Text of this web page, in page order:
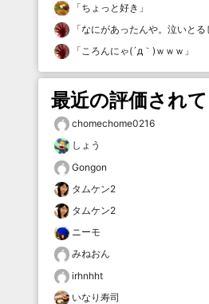
「ちょっと好き 」
「なにがあったんや。泣いとる
「ころんにゃ(´д｀)ｗｗｗ 」
最近の評価され
chomechome0216
しょう
Gongon
タムケン2
タムケン2
ニーモ
みねおん
irhnhht
いなり寿司